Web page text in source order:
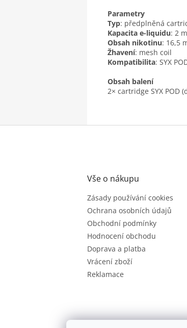
Parametry
Typ: předplněná
Kapacita e-liquidu: 2
Obsah nikotinu: 16,5
Žhavení: mesh coil
Kompatibilita: SYX
Obsah balení
2× cartridge SYX POD
Vše o nákupu
Zásady používání cookies
Ochrana osobních údajů
Obchodní podmínky
Hodnocení obchodu
Doprava a platba
Vrácení zboží
Reklamace